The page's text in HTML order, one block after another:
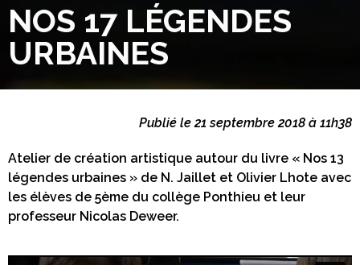
NOS 17 LÉGENDES
URBAINES
Publié le 21 septembre 2018 à 11h38
Atelier de création artistique autour du livre « Nos 13
légendes urbaines » de N. Jaillet et Olivier Lhote avec
les élèves de 5ème du collège Ponthieu et leur
professeur Nicolas Deweer.